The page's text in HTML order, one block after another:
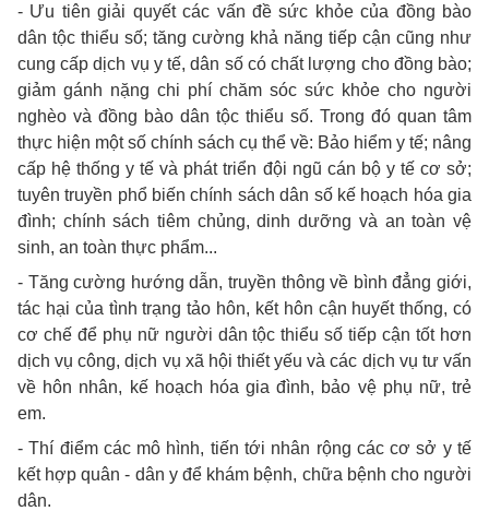
- Ưu tiên giải quyết các vấn đề sức khỏe của đồng bào
dân tộc thiểu số; tăng cường khả năng tiếp cận cũng như
cung cấp dịch vụ y tế, dân số có chất lượng cho đồng bào;
giảm gánh nặng chi phí chăm sóc sức khỏe cho người
nghèo và đồng bào dân tộc thiểu số. Trong đó quan tâm
thực hiện một số chính sách cụ thể về: Bảo hiểm y tế; nâng
cấp hệ thống y tế và phát triển đội ngũ cán bộ y tế cơ sở;
tuyên truyền phổ biến chính sách dân số kế hoạch hóa gia
đình; chính sách tiêm chủng, dinh dưỡng và an toàn vệ
sinh, an toàn thực phẩm...
- Tăng cường hướng dẫn, truyền thông về bình đẳng giới,
tác hại của tình trạng tảo hôn, kết hôn cận huyết thống, có
cơ chế để phụ nữ người dân tộc thiểu số tiếp cận tốt hơn
dịch vụ công, dịch vụ xã hội thiết yếu và các dịch vụ tư vấn
về hôn nhân, kế hoạch hóa gia đình, bảo vệ phụ nữ, trẻ
em.
- Thí điểm các mô hình, tiến tới nhân rộng các cơ sở y tế
kết hợp quân - dân y để khám bệnh, chữa bệnh cho người
dân.